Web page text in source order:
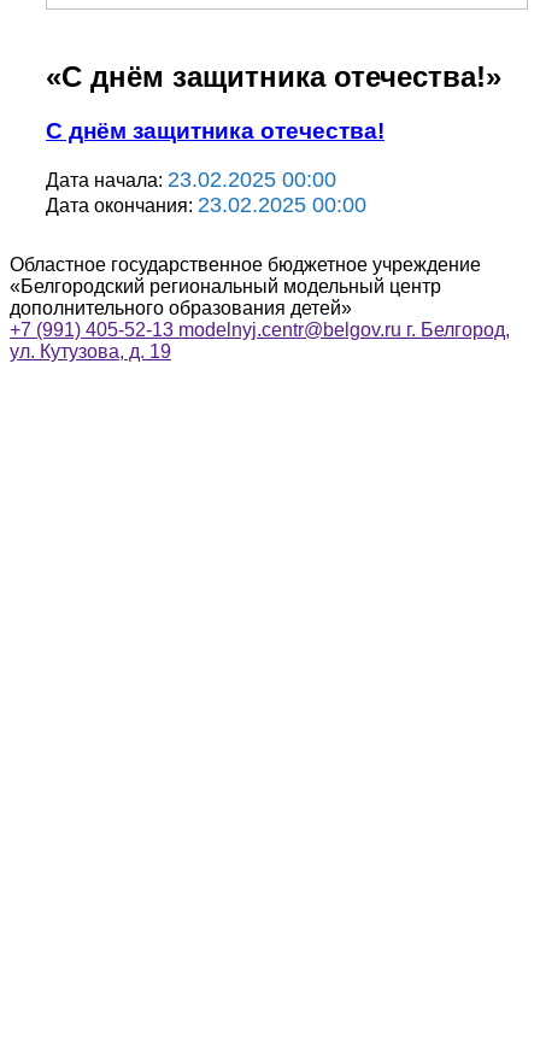
«С днём защитника отечества!»
С днём защитника отечества!
Дата начала: 23.02.2025 00:00
Дата окончания: 23.02.2025 00:00
Областное государственное бюджетное учреждение
«Белгородский региональный модельный центр
дополнительного образования детей»
+7 (991) 405-52-13 modelnyj.centr@belgov.ru г. Белгород,
ул. Кутузова, д. 19